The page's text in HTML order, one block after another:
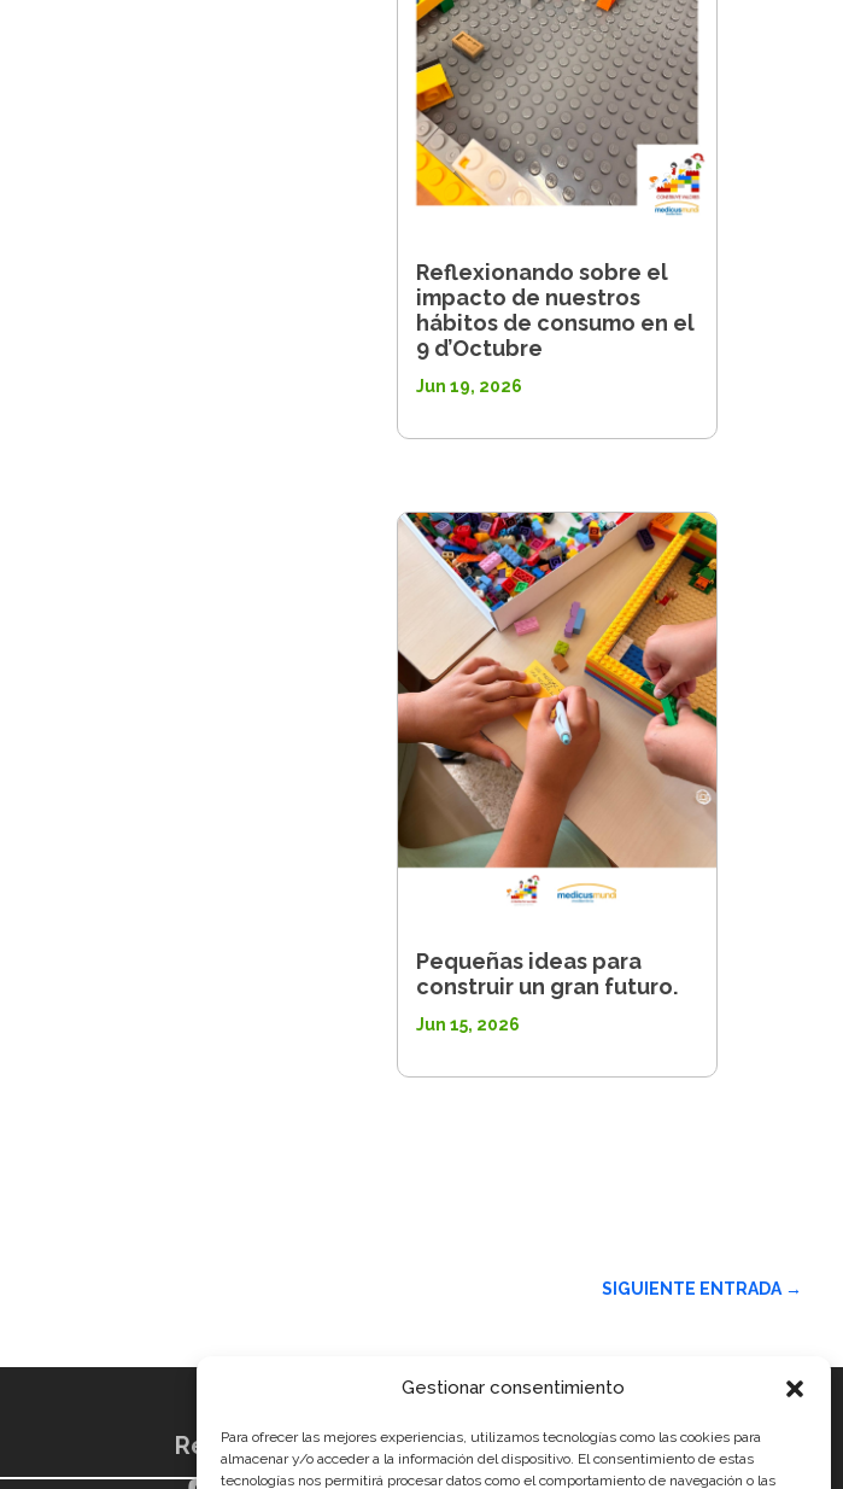
Gestionar consentimiento
Para ofrecer las mejores experiencias, utilizamos tecnologías como las cookies para
almacenar y/o acceder a la información del dispositivo. El consentimiento de estas
tecnologías nos permitirá procesar datos como el comportamiento de navegación o las
Reflexionando sobre el
impacto de nuestros
hábitos de consumo en el
9 d’Octubre
Jun 19, 2026
Pequeñas ideas para
construir un gran futuro.
Jun 15, 2026
SIGUIENTE ENTRADA →
Redes sociales